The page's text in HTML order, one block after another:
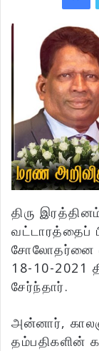
திரு
வட்டாரத்தைப்
சோலோதர்னை
18-10-2021
சேர்ந்தார்.
அன்னார்,
தம்பதிகளின்